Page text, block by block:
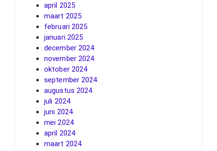
april 2025
maart 2025
februari 2025
januari 2025
december 2024
november 2024
oktober 2024
september 2024
augustus 2024
juli 2024
juni 2024
mei 2024
april 2024
maart 2024